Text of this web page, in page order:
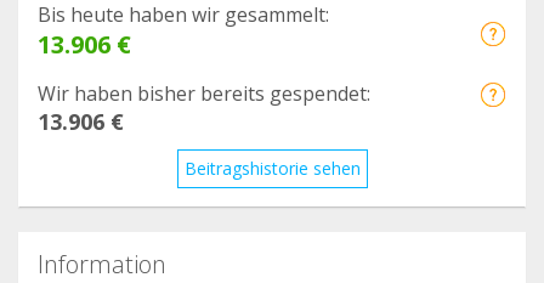
Bis heute haben wir gesammelt:
13.906 €
Wir haben bisher bereits gespendet:
13.906 €
Beitragshistorie sehen
Information